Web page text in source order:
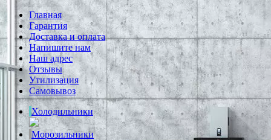
Главная
Гарантия
Доставка и оплата
Напишите нам
Наш адрес
Отзывы
Утилизация
Самовывоз
Холодильники
Морозильники